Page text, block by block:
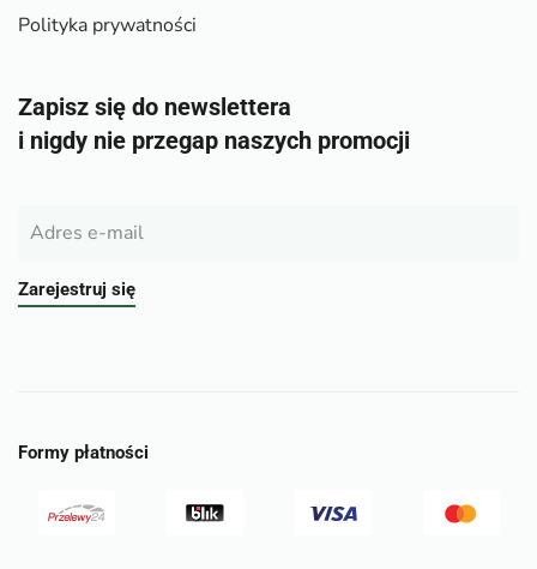
Polityka prywatności
Zapisz się do newslettera
i nigdy nie przegap naszych promocji
Zarejestruj się
Formy płatności